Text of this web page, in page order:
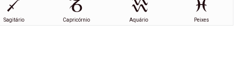
Sagitário Capricórnio Aquário Peixes